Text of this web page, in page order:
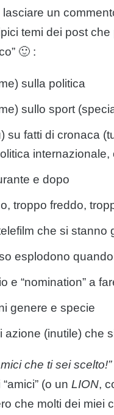
un
temi dei post
🙂 :
sulla politica
sullo sport
su fatti di cronaca
internazionale,
e dopo
troppo freddo,
che si stanno
esplodono
e “nomination” a
genere e specie
azione (inutile) che
che ti sei scelto!”
(o un LION,
che molti dei miei